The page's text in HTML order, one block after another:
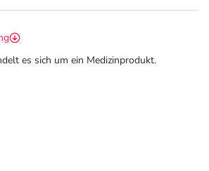
es sich um ein Medizinprodukt.